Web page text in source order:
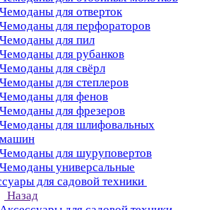
Чемоданы для отверток
Чемоданы для перфораторов
Чемоданы для пил
Чемоданы для рубанков
Чемоданы для свёрл
Чемоданы для степлеров
Чемоданы для фенов
Чемоданы для фрезеров
Чемоданы для шлифовальных
машин
Чемоданы для шуруповертов
Чемоданы универсальные
для садовой техники
Назад